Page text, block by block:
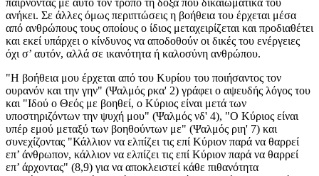
ανήκει. Σε άλλες όμως περιπτώσεις η βοήθεια του έρχεται μέσα
από ανθρώπους τους οποίους ο ίδιος μεταχειρίζεται και προδιαθέτει
και εκεί υπάρχει ο κίνδυνος να αποδοθούν οι δικές του ενέργειες
όχι σ’ αυτόν, αλλά σε ικανότητα ή καλοσύνη ανθρώπου.
"Η βοήθεια μου έρχεται από του Κυρίου του ποιήσαντος τον
ουρανόν και την γην" (Ψαλμός ρκα' 2) γράφει ο αψευδής λόγος του
και "Ιδού ο Θεός με βοηθεί, ο Κύριος είναι μετά των
υποστηριζόντων την ψυχή μου" (Ψαλμός νδ' 4), "Ο Κύριος είναι
υπέρ εμού μεταξύ των βοηθούντων με" (Ψαλμός ριη' 7) και
συνεχίζοντας "Κάλλιον να ελπίζει τις επί Κύριον παρά να θαρρεί
επ’ άνθρωπον, κάλλιον να ελπίζει τις επί Κύριον παρά να θαρρεί
επ’ άρχοντας" (8,9) για να αποκλειστεί κάθε πιθανότητα